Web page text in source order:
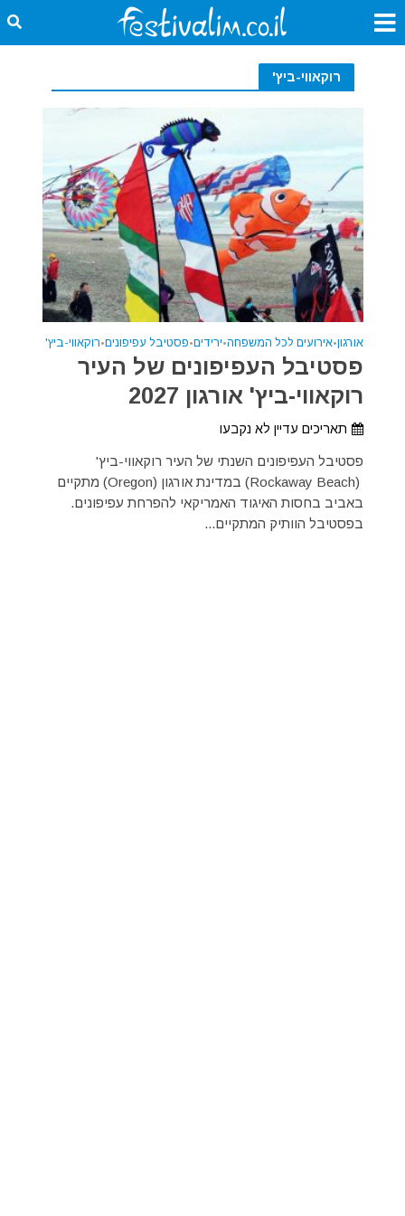
רוקאווי-ביץ'
אורגון•אירועים לכל המשפחה•ירידים•פסטיבל עפיפונים•רוקאווי-ביץ'
פסטיבל העפיפונים של העיר
רוקאווי-ביץ' אורגון 2027
תאריכים עדיין לא נקבעו
פסטיבל העפיפונים השנתי של העיר רוקאווי-ביץ'
(Rockaway Beach) במדינת אורגון (Oregon) מתקיים
באביב בחסות האיגוד האמריקאי להפרחת עפיפונים.
בפסטיבל הוותיק המתקיים...